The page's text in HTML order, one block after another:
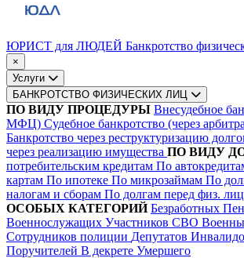
ЮРИСТ для ЛЮДЕЙ Банкротство
×
Услуги
БАНКРОТСТВО ФИЗИЧЕСКИХ ЛИЦ
ПО ВИДУ ПРОЦЕДУРЫ Внесудебное
МФЦ) Судебное банкротство (через
Банкротство через реструктуризацию
через реализацию имущества ПО ВИДУ
потребительским кредитам По
картам По ипотеке По микрозаймам По
налогам и сборам По долгам перед физ.
ОСОБЫХ КАТЕГОРИЙ Безработных
Военнослужащих Участников СВО
Сотрудников полиции Депутатов
Поручителей В декрете Умершего